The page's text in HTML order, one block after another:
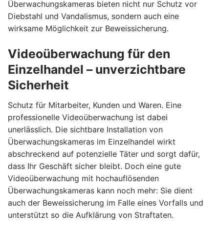
Überwachungskameras bieten nicht nur Schutz vor
Diebstahl und Vandalismus, sondern auch eine
wirksame Möglichkeit zur Beweissicherung.
Videoüberwachung für den
Einzelhandel – unverzichtbare
Sicherheit
Schutz für Mitarbeiter, Kunden und Waren. Eine
professionelle Videoüberwachung ist dabei
unerlässlich. Die sichtbare Installation von
Überwachungskameras im Einzelhandel wirkt
abschreckend auf potenzielle Täter und sorgt dafür,
dass Ihr Geschäft sicher bleibt. Doch eine gute
Videoüberwachung mit hochauflösenden
Überwachungskameras kann noch mehr: Sie dient
auch der Beweissicherung im Falle eines Vorfalls und
unterstützt so die Aufklärung von Straftaten.